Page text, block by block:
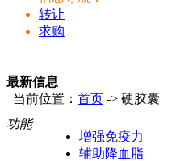
转让
求购
最新信息
当前位置： 首页 -> 硬胶囊
功能
增强免疫力
辅助降血脂